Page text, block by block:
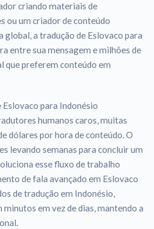
criando materiais de
ou um criador de conteúdo
global, a tradução de Eslovaco para
entre sua mensagem e milhões de
que preferem conteúdo em
para Indonésio
humanos caros, muitas
dólares por hora de conteúdo. O
levando semanas para concluir um
esse fluxo de trabalho
de fala avançado em Eslovaco
de tradução em Indonésio,
em vez de dias, mantendo a